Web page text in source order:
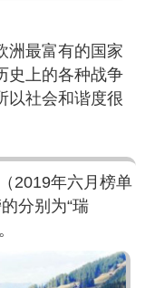
洲最富有的国家
史上的各种战争
以社会和谐度很
（2019年六月榜单
分别为“瑞